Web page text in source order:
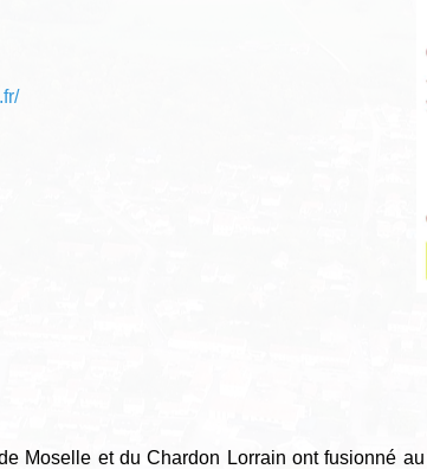
Moselle et du Chardon Lorrain ont fusionné